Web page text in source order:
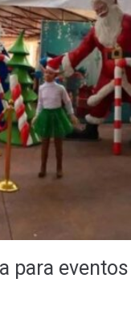
para eventos